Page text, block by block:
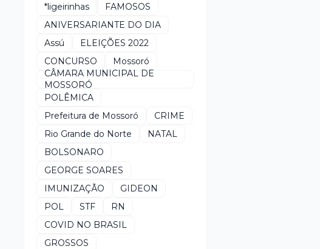
*ligeirinhas
FAMOSOS
ANIVERSARIANTE DO DIA
Assú
ELEIÇÕES 2022
CONCURSO
Mossoró
CÂMARA MUNICIPAL DE
MOSSORÓ
POLÊMICA
Prefeitura de Mossoró
CRIME
Rio Grande do Norte
NATAL
BOLSONARO
GEORGE SOARES
IMUNIZAÇÃO
GIDEON
POL
STF
RN
COVID NO BRASIL
GROSSOS